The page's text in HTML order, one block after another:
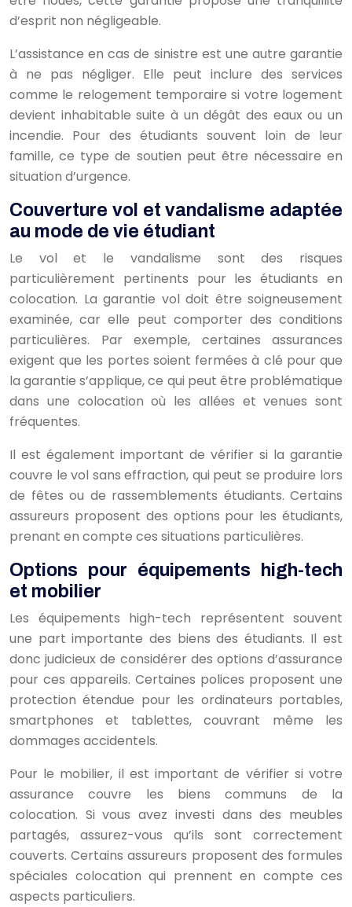
d’esprit non négligeable.
L’assistance en cas de sinistre est une autre garantie
à ne pas négliger. Elle peut inclure des services
comme le relogement temporaire si votre logement
devient inhabitable suite à un dégât des eaux ou un
incendie. Pour des étudiants souvent loin de leur
famille, ce type de soutien peut être nécessaire en
situation d’urgence.
Couverture vol et vandalisme adaptée
au mode de vie étudiant
Le vol et le vandalisme sont des risques
particulièrement pertinents pour les étudiants en
colocation. La garantie vol doit être soigneusement
examinée, car elle peut comporter des conditions
particulières. Par exemple, certaines assurances
exigent que les portes soient fermées à clé pour que
la garantie s’applique, ce qui peut être problématique
dans une colocation où les allées et venues sont
fréquentes.
Il est également important de vérifier si la garantie
couvre le vol sans effraction, qui peut se produire lors
de fêtes ou de rassemblements étudiants. Certains
assureurs proposent des options pour les étudiants,
prenant en compte ces situations particulières.
Options pour équipements high-tech
et mobilier
Les équipements high-tech représentent souvent
une part importante des biens des étudiants. Il est
donc judicieux de considérer des options d’assurance
pour ces appareils. Certaines polices proposent une
protection étendue pour les ordinateurs portables,
smartphones et tablettes, couvrant même les
dommages accidentels.
Pour le mobilier, il est important de vérifier si votre
assurance couvre les biens communs de la
colocation. Si vous avez investi dans des meubles
partagés, assurez-vous qu’ils sont correctement
couverts. Certains assureurs proposent des formules
spéciales colocation qui prennent en compte ces
aspects particuliers.